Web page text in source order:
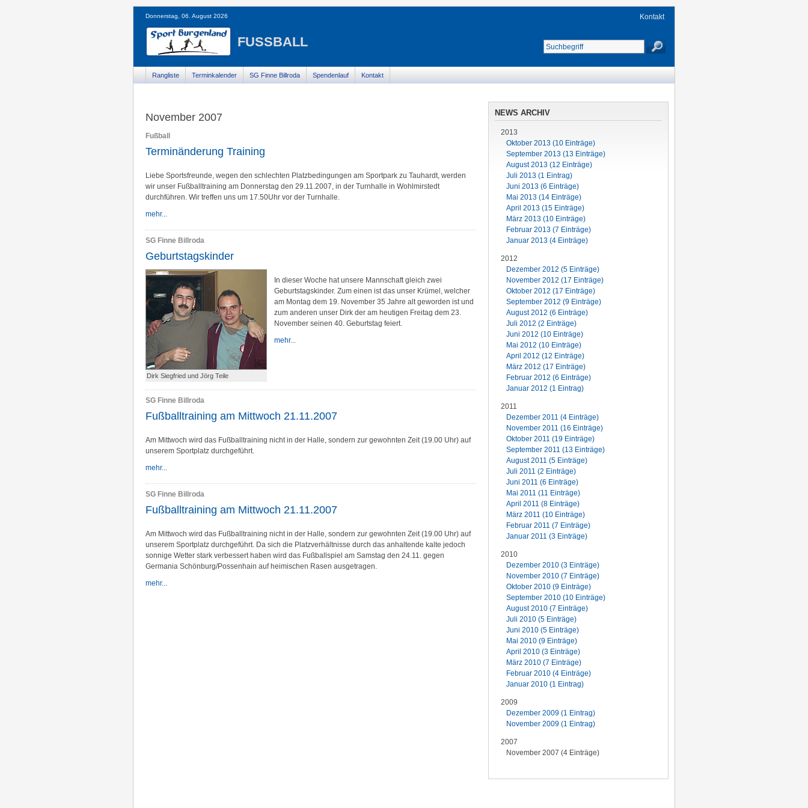
Kontakt
Donnerstag, 06. August 2026
FUSSBALL
Rangliste Terminkalender SG Finne Billroda Spendenlauf Kontakt
November 2007
Fußball
Terminänderung Training
Liebe Sportsfreunde, wegen den schlechten Platzbedingungen am Sportpark zu Tauhardt, werden
wir unser Fußballtraining am Donnerstag den 29.11.2007, in der Turnhalle in Wohlmirstedt
durchführen. Wir treffen uns um 17.50Uhr vor der Turnhalle.
mehr...
SG Finne Billroda
Geburtstagskinder
Dirk Siegfried und Jörg Teile
In dieser Woche hat unsere Mannschaft gleich zwei
Geburtstagskinder. Zum einen ist das unser Krümel, welcher
am Montag dem 19. November 35 Jahre alt geworden ist und
zum anderen unser Dirk der am heutigen Freitag dem 23.
November seinen 40. Geburtstag feiert.
mehr...
SG Finne Billroda
Fußballtraining am Mittwoch 21.11.2007
Am Mittwoch wird das Fußballtraining nicht in der Halle, sondern zur gewohnten Zeit (19.00 Uhr) auf
unserem Sportplatz durchgeführt.
mehr...
SG Finne Billroda
Fußballtraining am Mittwoch 21.11.2007
Am Mittwoch wird das Fußballtraining nicht in der Halle, sondern zur gewohnten Zeit (19.00 Uhr) auf
unserem Sportplatz durchgeführt. Da sich die Platzverhältnisse durch das anhaltende kalte jedoch
sonnige Wetter stark verbessert haben wird das Fußballspiel am Samstag den 24.11. gegen
Germania Schönburg/Possenhain auf heimischen Rasen ausgetragen.
mehr...
NEWS ARCHIV
2013
Oktober 2013 (10 Einträge)
September 2013 (13 Einträge)
August 2013 (12 Einträge)
Juli 2013 (1 Eintrag)
Juni 2013 (6 Einträge)
Mai 2013 (14 Einträge)
April 2013 (15 Einträge)
März 2013 (10 Einträge)
Februar 2013 (7 Einträge)
Januar 2013 (4 Einträge)
2012
Dezember 2012 (5 Einträge)
November 2012 (17 Einträge)
Oktober 2012 (17 Einträge)
September 2012 (9 Einträge)
August 2012 (6 Einträge)
Juli 2012 (2 Einträge)
Juni 2012 (10 Einträge)
Mai 2012 (10 Einträge)
April 2012 (12 Einträge)
März 2012 (17 Einträge)
Februar 2012 (6 Einträge)
Januar 2012 (1 Eintrag)
2011
Dezember 2011 (4 Einträge)
November 2011 (16 Einträge)
Oktober 2011 (19 Einträge)
September 2011 (13 Einträge)
August 2011 (5 Einträge)
Juli 2011 (2 Einträge)
Juni 2011 (6 Einträge)
Mai 2011 (11 Einträge)
April 2011 (8 Einträge)
März 2011 (10 Einträge)
Februar 2011 (7 Einträge)
Januar 2011 (3 Einträge)
2010
Dezember 2010 (3 Einträge)
November 2010 (7 Einträge)
Oktober 2010 (9 Einträge)
September 2010 (10 Einträge)
August 2010 (7 Einträge)
Juli 2010 (5 Einträge)
Juni 2010 (5 Einträge)
Mai 2010 (9 Einträge)
April 2010 (3 Einträge)
März 2010 (7 Einträge)
Februar 2010 (4 Einträge)
Januar 2010 (1 Eintrag)
2009
Dezember 2009 (1 Eintrag)
November 2009 (1 Eintrag)
2007
November 2007 (4 Einträge)